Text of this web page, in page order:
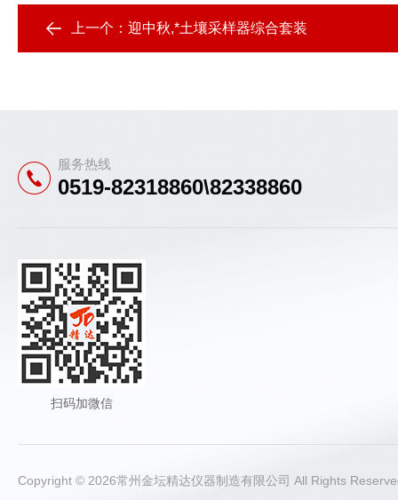
上一个： 迎中秋,*土壤采样器综合套装
服务热线
0519-82318860\82338860
扫码加微信
Copyright © 2026常州金坛精达仪器制造有限公司 All Rights